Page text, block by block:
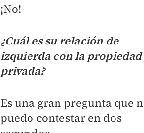
¡No!
¿Cuál es su relación de
izquierda con la propiedad
privada?
Es una gran pregunta que
puedo contestar en dos